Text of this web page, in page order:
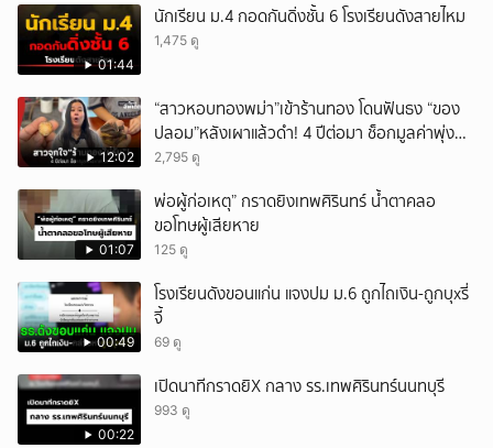
01:44
นักเรียน ม.4 กอดกันดิ่งชั้น 6 โรงเรียนดังสายไหม
1,475 ดู
12:02
“สาวหอบทองพม่า”เข้าร้านทอง โดนฟันธง “ของ
ปลอม”หลังเผาแล้วดำ! 4 ปีต่อมา ช็อกมูลค่าพุ่ง
มหาศาล!
2,795 ดู
01:07
พ่อผู้ก่อเหตุ” กราดยิงเทพศิรินทร์ น้ำตาคลอ
ขอโทษผู้เสียหาย
125 ดู
00:49
โรงเรียนดังขอนแก่น แจงปม ม.6 ถูกไถเงิน-ถูกบุxรี่
จี้
69 ดู
00:22
เปิดนาทีกราดยิX กลาง รร.เทพศิรินทร์นนทบุรี
993 ดู